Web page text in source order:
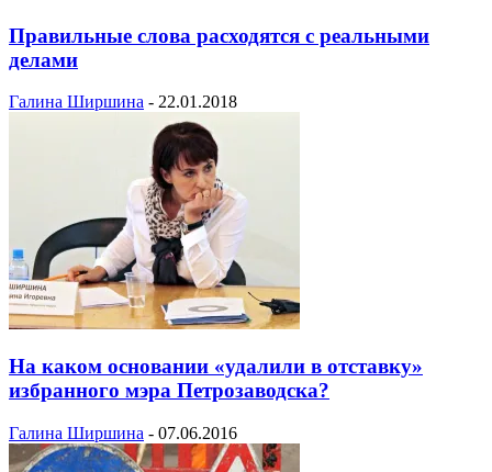
Правильные слова расходятся с реальными
делами
Галина Ширшина - 22.01.2018
На каком основании «удалили в отставку»
избранного мэра Петрозаводска?
Галина Ширшина - 07.06.2016